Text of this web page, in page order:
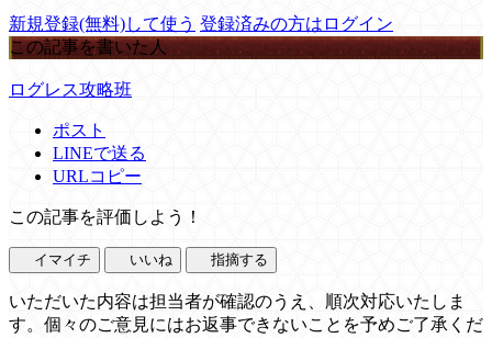
新規登録(無料)して使う 登録済みの方はログイン
この記事を書いた人
ログレス攻略班
ポスト
LINEで送る
URLコピー
この記事を評価しよう！
イマイチ いいね 指摘する
いただいた内容は担当者が確認のうえ、順次対応いたしま
す。個々のご意見にはお返事できないことを予めご了承くだ